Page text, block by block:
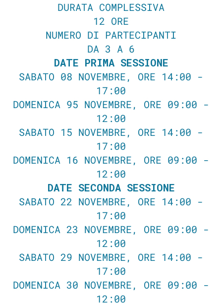
DURATA COMPLESSIVA
12 ORE
NUMERO DI PARTECIPANTI
DA 3 A 6
DATE PRIMA SESSIONE
SABATO 08 NOVEMBRE, ORE 14:00 -
17:00
DOMENICA 95 NOVEMBRE, ORE 09:00 -
12:00
SABATO 15 NOVEMBRE, ORE 14:00 -
17:00
DOMENICA 16 NOVEMBRE, ORE 09:00 -
12:00
DATE SECONDA SESSIONE
SABATO 22 NOVEMBRE, ORE 14:00 -
17:00
DOMENICA 23 NOVEMBRE, ORE 09:00 -
12:00
SABATO 29 NOVEMBRE, ORE 14:00 -
17:00
DOMENICA 30 NOVEMBRE, ORE 09:00 -
12:00